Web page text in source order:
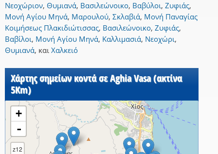
Νεοχώριον, Θυμιανά, Βασιλεώνοικο, Βαβύλοι, Ζυφιάς,
Μονή Αγίου Μηνά, Μαρουλού, Σκλαβιά, Μονή Παναγίας
Κοιμήσεως Πλακιδιώτισσας, Βασιλεώνοικο, Ζυφιάς,
Βαβίλοι, Μονή Αγίου Μηνά, Καλλιμασιά, Νεοχώρι,
Θυμιανά, και Χαλκειό
Χάρτης σημείων κοντά σε Aghia Vasa (ακτίνα
5Km)
+
-
z12